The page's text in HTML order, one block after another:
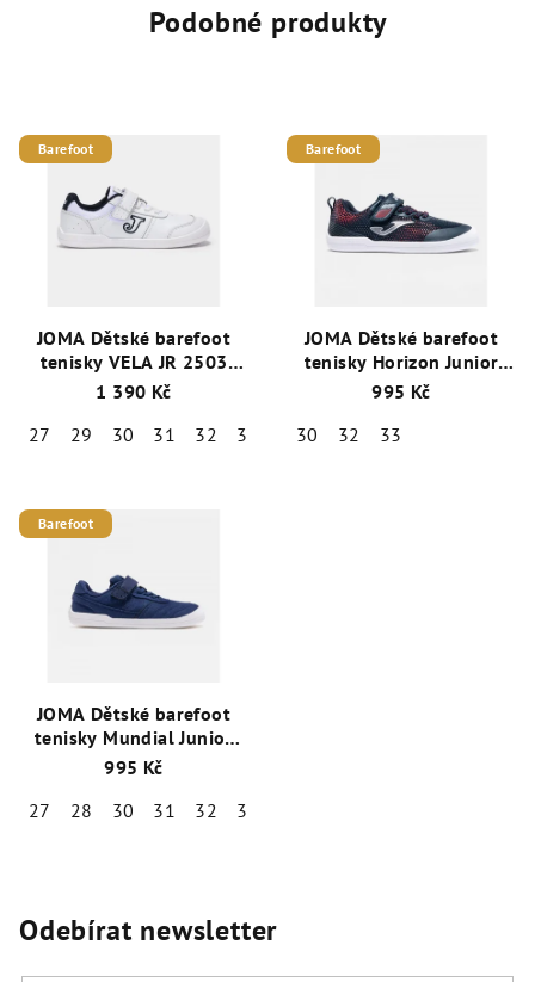
Podobné produkty
Barefoot
JOMA Dětské barefoot
tenisky VELA JR 2503
bílé/modré
1 390 Kč
27
29 30 31 32 33 34 35
Barefoot
JOMA Dětské barefoot
tenisky Horizon Junior
modré
995 Kč
30
32 33
Barefoot
JOMA Dětské barefoot
tenisky Mundial Junior
modré
995 Kč
27
28 30 31 32 33
Odebírat newsletter